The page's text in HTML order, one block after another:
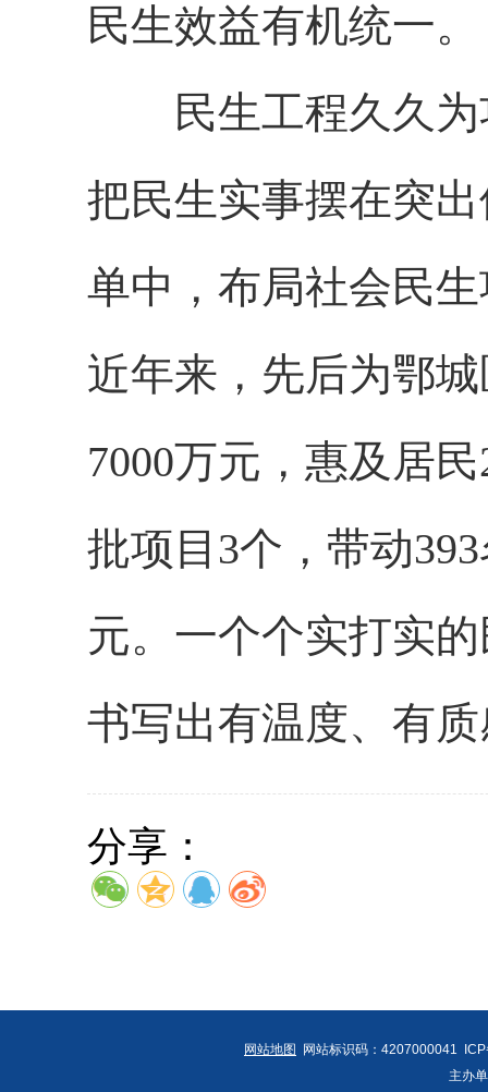
民生效益有机统一。
民生工程久久为
把民生实事摆在突
单中，布局社会民
近年来，先后为鄂
7000万元，惠及居
批项目3个，带动
元。一个个实打实
书写出有温度、有
分享：
网站地图
网站标识码：4207000041
主办